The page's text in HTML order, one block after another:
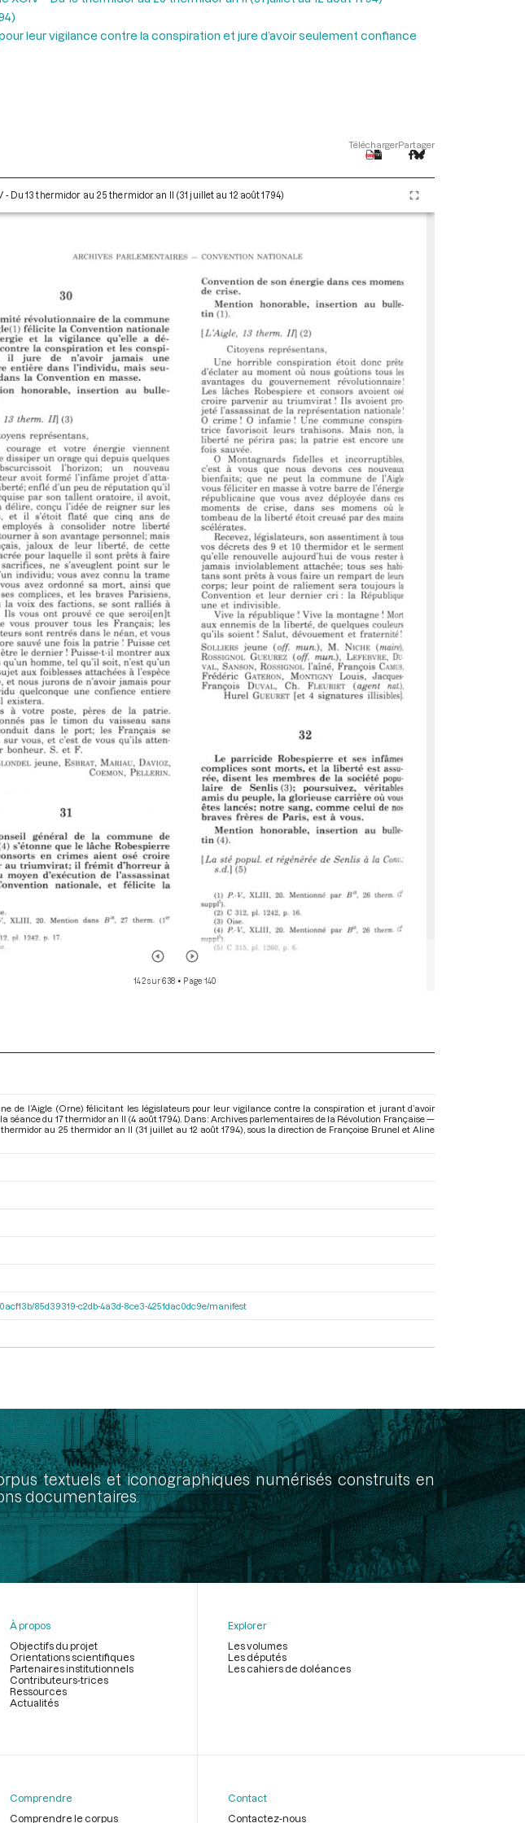
leur vigilance contre la conspiration et jure d’avoir seulement confiance
TéléchargerPartager
- Du 13 thermidor au 25 thermidor an II (31 juillet au 12 août 1794)
142 sur 638 • Page 140
de l’Aigle (Orne) félicitant les législateurs pour leur vigilance contre la conspiration et jurant d’avoir
séance du 17 thermidor an II (4 août 1794). Dans : Archives parlementaires de la Révolution Française —
au 25 thermidor an II (31 juillet au 12 août 1794) , sous la direction de Françoise Brunel et Aline
85d39319-c2db-4a3d-8ce3-4251dac0dc9e/manifest
textuels et iconographiques numérisés construits en
documentaires.
À propos
Objectifs du projet
Orientations scientifiques
Partenaires institutionnels
Contributeurs-trices
Ressources
Actualités
Explorer
Les volumes
Les députés
Les cahiers de doléances
Comprendre
Comprendre le corpus
Contact
Contactez-nous